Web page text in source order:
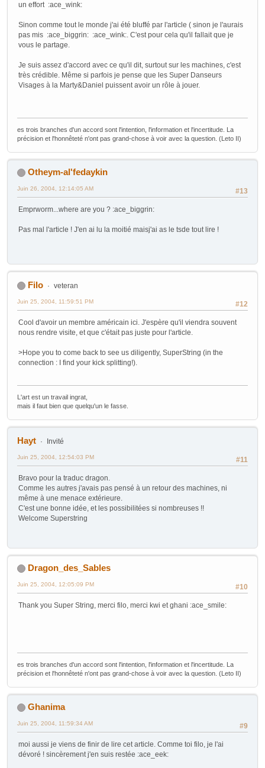
un effort :ace_wink:
Sinon comme tout le monde j'ai été bluffé par l'article ( sinon je l'aurais
pas mis :ace_biggrin: :ace_wink:. C'est pour cela qu'il fallait que je
vous le partage.
Je suis assez d'accord avec ce qu'il dit, surtout sur les machines, c'est
très crédible. Même si parfois je pense que les Super Danseurs
Visages à la Marty&Daniel puissent avoir un rôle à jouer.
es trois branches d'un accord sont l'intention, l'information et l'incertitude. La
précision et l'honnêteté n'ont pas grand-chose à voir avec la question. (Leto II)
Otheym-al'fedaykin
#13
Juin 26, 2004, 12:14:05 AM
Emprworm...where are you ? :ace_biggrin:
Pas mal l'article ! J'en ai lu la moitié maisj'ai as le tsde tout lire !
Filo veteran
#12
Juin 25, 2004, 11:59:51 PM
Cool d'avoir un membre américain ici. J'espère qu'il viendra souvent
nous rendre visite, et que c'était pas juste pour l'article.
>Hope you to come back to see us diligently, SuperString (in the
connection : I find your kick splitting!).
L'art est un travail ingrat,
mais il faut bien que quelqu'un le fasse.
Hayt Invité
#11
Juin 25, 2004, 12:54:03 PM
Bravo pour la traduc dragon.
Comme les autres j'avais pas pensé à un retour des machines, ni
même à une menace extérieure.
C'est une bonne idée, et les possibilitées si nombreuses !!
Welcome Superstring
Dragon_des_Sables
#10
Juin 25, 2004, 12:05:09 PM
Thank you Super String, merci filo, merci kwi et ghani :ace_smile:
es trois branches d'un accord sont l'intention, l'information et l'incertitude. La
précision et l'honnêteté n'ont pas grand-chose à voir avec la question. (Leto II)
Ghanima
#9
Juin 25, 2004, 11:59:34 AM
moi aussi je viens de finir de lire cet article. Comme toi filo, je l'ai
dévoré ! sincèrement j'en suis restée :ace_eek: